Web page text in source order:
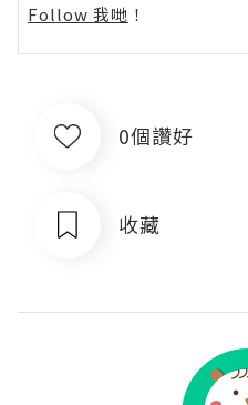
Follow 我哋 ！
0個讚好
收藏